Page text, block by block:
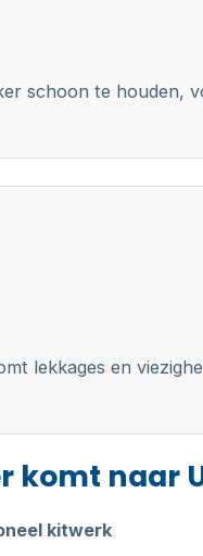
schoon te houden,
lekkages en
komt naar
kitwerk